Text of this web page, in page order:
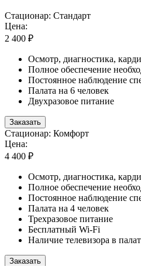
Стационар: Стандарт
Цена:
2 400 ₽
Осмотр, диагностика,
Полное обеспечение
Постоянное наблюдение
Палата на 6 человек
Двухразовое питание
Заказать
Стационар: Комфорт
Цена:
4 400 ₽
Осмотр, диагностика,
Полное обеспечение
Постоянное наблюдение
Палата на 4 человек
Трехразовое питание
Бесплатный Wi-Fi
Наличие телевизора в
Заказать